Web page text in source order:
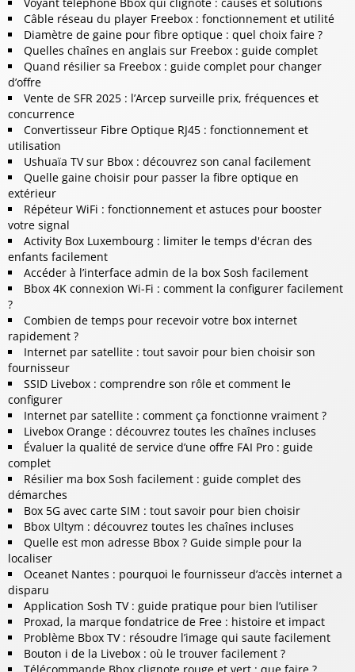
Câble réseau du player Freebox : fonctionnement et utilité
Diamètre de gaine pour fibre optique : quel choix faire ?
Quelles chaînes en anglais sur Freebox : guide complet
Quand résilier sa Freebox : guide complet pour changer
d’offre
Vente de SFR 2025 : l’Arcep surveille prix, fréquences et
concurrence
Convertisseur Fibre Optique RJ45 : fonctionnement et
utilisation
Ushuaïa TV sur Bbox : découvrez son canal facilement
Quelle gaine choisir pour passer la fibre optique en
extérieur
Répéteur WiFi : fonctionnement et astuces pour booster
votre signal
Activity Box Luxembourg : limiter le temps d'écran des
enfants facilement
Accéder à l’interface admin de la box Sosh facilement
Bbox 4K connexion Wi-Fi : comment la configurer facilement
?
Combien de temps pour recevoir votre box internet
rapidement ?
Internet par satellite : tout savoir pour bien choisir son
fournisseur
SSID Livebox : comprendre son rôle et comment le
configurer
Internet par satellite : comment ça fonctionne vraiment ?
Livebox Orange : découvrez toutes les chaînes incluses
Évaluer la qualité de service d’une offre FAI Pro : guide
complet
Résilier ma box Sosh facilement : guide complet des
démarches
Box 5G avec carte SIM : tout savoir pour bien choisir
Bbox Ultym : découvrez toutes les chaînes incluses
Quelle est mon adresse Bbox ? Guide simple pour la
localiser
Oceanet Nantes : pourquoi le fournisseur d’accès internet a
disparu
Application Sosh TV : guide pratique pour bien l’utiliser
Proxad, la marque fondatrice de Free : histoire et impact
Problème Bbox TV : résoudre l’image qui saute facilement
Bouton i de la Livebox : où le trouver facilement ?
Télécommande Bbox clignote rouge et vert : que faire ?